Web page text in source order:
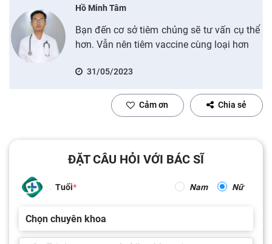
Hồ Minh Tâm
Bạn đến cơ sở tiêm chủng sẽ tư vấn cụ thể
hơn. Vẫn nên tiêm vaccine cùng loại hơn
31/05/2023
Cảm ơn Chia sẻ
ĐẶT CÂU HỎI VỚI BÁC SĨ
Tuổi Nam Nữ
Chọn chuyên khoa